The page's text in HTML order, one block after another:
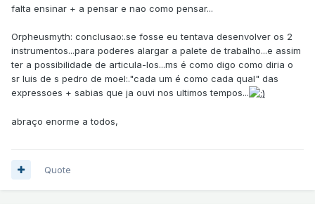
falta ensinar + a pensar e nao como pensar...
Orpheusmyth: conclusao:.se fosse eu tentava desenvolver os 2
instrumentos...para poderes alargar a palete de trabalho...e assim
ter a possibilidade de articula-los...ms é como digo como diria o
sr luis de s pedro de moel:."cada um é como cada qual" das
expressoes + sabias que ja ouvi nos ultimos tempos...
abraço enorme a todos,
Quote